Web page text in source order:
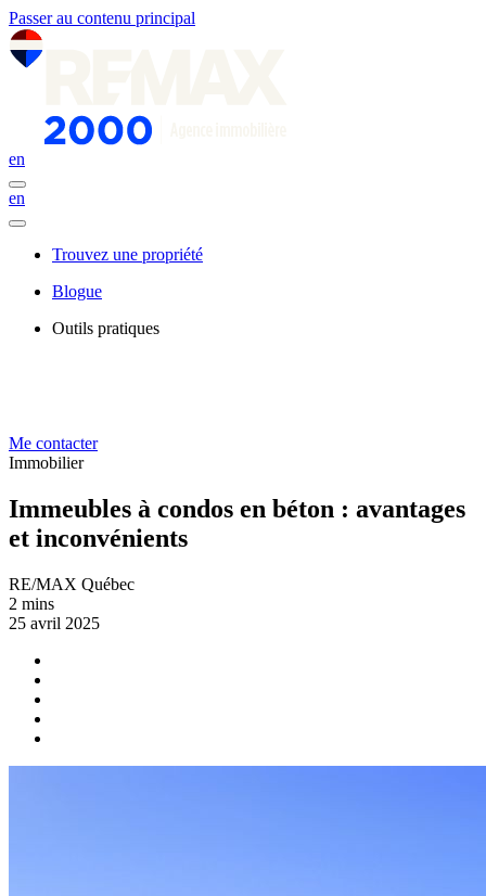
Passer au contenu principal
en
en
Trouvez une propriété
Blogue
Outils pratiques
Me contacter
Immobilier
Immeubles à condos en béton : avantages
et inconvénients
RE/MAX Québec
2 mins
25 avril 2025